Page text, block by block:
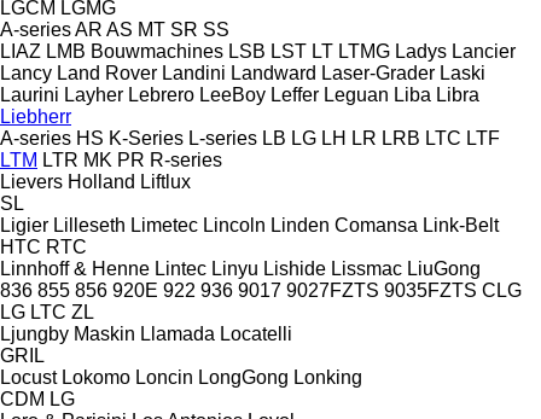
LGCM LGMG
A-seriesAR AS MT SR SS
LIAZ LMB Bouwmachines LSB LST LT LTMG Ladys Lancier
Lancy Land Rover Landini Landward Laser-Grader Laski
Laurini Layher Lebrero LeeBoy Leffer Leguan Liba Libra
Liebherr
A-series HS K-Series L-series LB LG LH LR LRB LTC LTF
LTM LTR MK PR R-series
Lievers Holland Liftlux
SL
Ligier Lilleseth Limetec Lincoln Linden Comansa Link-Belt
HTC RTC
Linnhoff & Henne Lintec Linyu Lishide Lissmac LiuGong
836 855 856 920E 922 936 9017 9027FZTS 9035FZTS CLG
LG LTC ZL
Ljungby Maskin Llamada Locatelli
GRIL
Locust Lokomo Loncin LongGong Lonking
CDM LG